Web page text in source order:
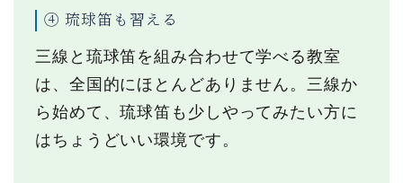
④ 琉球笛も習える
三線と琉球笛を組み合わせて学べる教室
は、全国的にほとんどありません。三線か
ら始めて、琉球笛も少しやってみたい方に
はちょうどいい環境です。